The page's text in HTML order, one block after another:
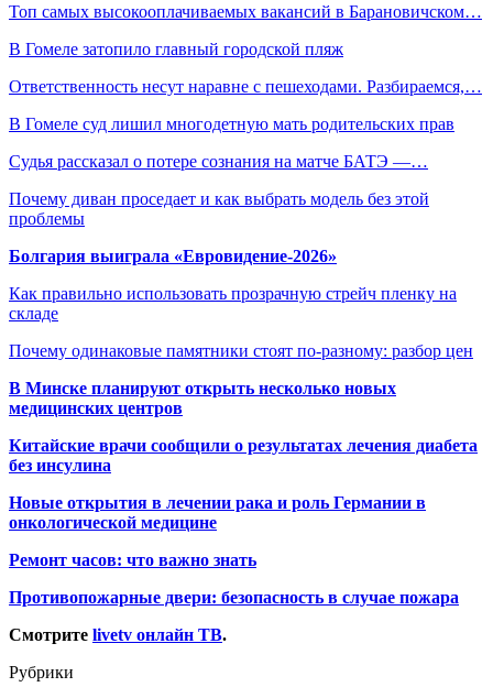
Топ самых высокооплачиваемых вакансий в Барановичском…
В Гомеле затопило главный городской пляж
Ответственность несут наравне с пешеходами. Разбираемся,…
В Гомеле суд лишил многодетную мать родительских прав
Судья рассказал о потере сознания на матче БАТЭ —…
Почему диван проседает и как выбрать модель без этой
проблемы
Болгария выиграла «Евровидение-2026»
Как правильно использовать прозрачную стрейч пленку на
складе
Почему одинаковые памятники стоят по-разному: разбор цен
В Минске планируют открыть несколько новых
медицинских центров
Китайские врачи сообщили о результатах лечения диабета
без инсулина
Новые открытия в лечении рака и роль Германии в
онкологической медицине
Ремонт часов: что важно знать
Противопожарные двери: безопасность в случае пожара
Смотрите livetv онлайн ТВ.
Рубрики